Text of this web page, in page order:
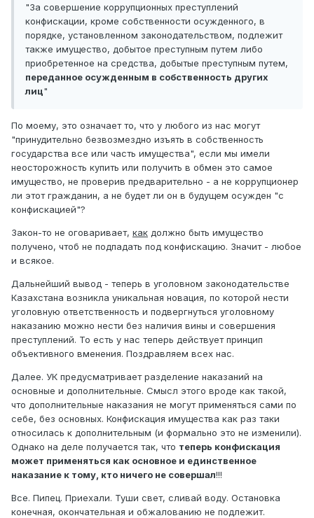
"За совершение коррупционных преступлений
конфискации, кроме собственности осужденного, в
порядке, установленном законодательством, подлежит
также имущество, добытое преступным путем либо
приобретенное на средства, добытые преступным путем,
переданное осужденным в собственность других
лиц"
По моему, это означает то, что у любого из нас могут
"принудительно безвозмездно изъять в собственность
государства все или часть имущества", если мы имели
неосторожность купить или получить в обмен это самое
имущество, не проверив предварительно - а не коррупционер
ли этот гражданин, а не будет ли он в будущем осужден "с
конфискацией"?
Закон-то не оговаривает, как должно быть имущество
получено, чтоб не подпадать под конфискацию. Значит - любое
и всякое.
Дальнейший вывод - теперь в уголовном законодательстве
Казахстана возникла уникальная новация, по которой нести
уголовную ответственность и подвергнуться уголовному
наказанию можно нести без наличия вины и совершения
преступлений. То есть у нас теперь действует принцип
объективного вменения. Поздравляем всех нас.
Далее. УК предусматривает разделение наказаний на
основные и дополнительные. Смысл этого вроде как такой,
что дополнительные наказания не могут применяться сами по
себе, без основных. Конфискация имущества как раз таки
относилась к дополнительным (и формально это не изменили).
Однако на деле получается так, что теперь конфискация
может применяться как основное и единственное
наказание к тому, кто ничего не совершал!!!
Все. Пипец. Приехали. Туши свет, сливай воду. Остановка
конечная, окончательная и обжалованию не подлежит.